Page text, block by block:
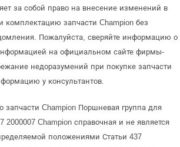
за собой право на внесение изменений в
комплектацию запчасти Champion без
Пожалуйста, сверяйте информацию о
на официальном сайте фирмы-
недоразумений при покупке запчасти
у консультантов.
запчасти Champion Поршневая группа для
2000007 Champion справочная и не является
положениями Статьи 437